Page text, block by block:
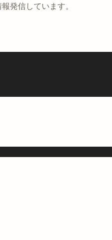
発信しています。